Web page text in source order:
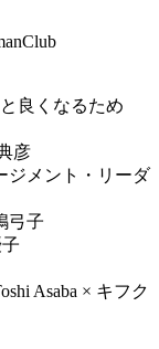
良くなるため
彦
メント・リーダ
弓子
Asaba × キフク